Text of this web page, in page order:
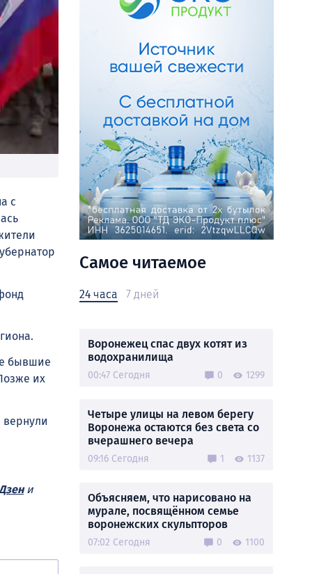
с
бывшие
их
вернули
и
Самое читаемое
24 часа 7 дней
Воронежец спас двух котят из
водохранилища
00:47 Сегодня 0 1299
Четыре улицы на левом берегу
Воронежа остаются без света со
вчерашнего вечера
09:16 Сегодня 1 1137
Объясняем, что нарисовано на
мурале, посвящённом семье
воронежских скульпторов
07:02 Сегодня 0 1100